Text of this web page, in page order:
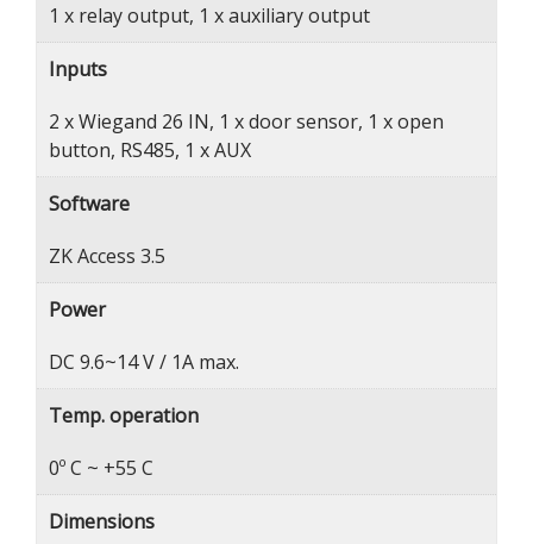
1 x relay output, 1 x auxiliary output
Inputs
2 x Wiegand 26 IN, 1 x door sensor, 1 x open
button, RS485, 1 x AUX
Software
ZK Access 3.5
Power
DC 9.6~14 V / 1A max.
Temp. operation
0º C ~ +55 C
Dimensions